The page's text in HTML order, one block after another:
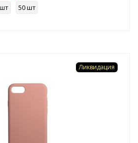
50 шт
Ликвидация